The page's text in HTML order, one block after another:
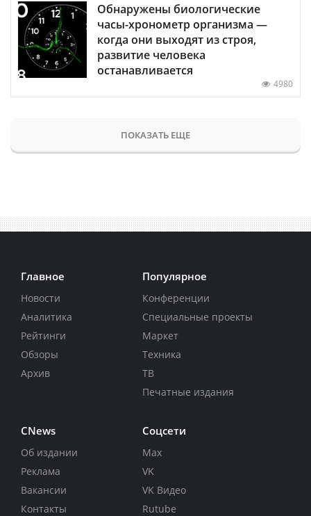
Обнаружены биологические
часы-хронометр организма —
когда они выходят из строя,
развитие человека
останавливается
4980
ПОКАЗАТЬ ЕЩЕ
Главное
Новости
Аналитика
Рейтинги
Обзоры
Архив
Популярное
Конференции
Специальные проекты
Маркет
Техника
ТВ
Печатные издания
CNews
Об издании
Реклама
Вакансии
Контакты
Соцсети
Max
VK
VK Видео
Rutube